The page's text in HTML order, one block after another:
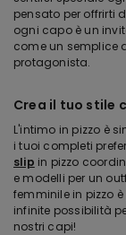
pensato per offrirti
ogni capo è un
come un semplice
protagonista.
Crea il tuo stile
L'intimo in pizzo è
i tuoi completi
slip in pizzo
e modelli per un
femminile in pizzo
infinite possibilità
nostri capi!